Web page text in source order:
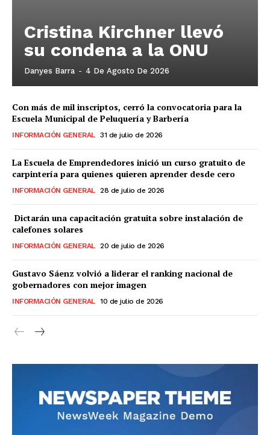
Cristina Kirchner llevó
su condena a la ONU
Danyes Barra - 4 De Agosto De 2026
Con más de mil inscriptos, cerró la convocatoria para la
Escuela Municipal de Peluquería y Barbería
INFORMACIÓN GENERAL 31 de julio de 2026
La Escuela de Emprendedores inició un curso gratuito de
carpintería para quienes quieren aprender desde cero
INFORMACIÓN GENERAL 28 de julio de 2026
Dictarán una capacitación gratuita sobre instalación de
calefones solares
INFORMACIÓN GENERAL 20 de julio de 2026
Gustavo Sáenz volvió a liderar el ranking nacional de
gobernadores con mejor imagen
INFORMACIÓN GENERAL 10 de julio de 2026